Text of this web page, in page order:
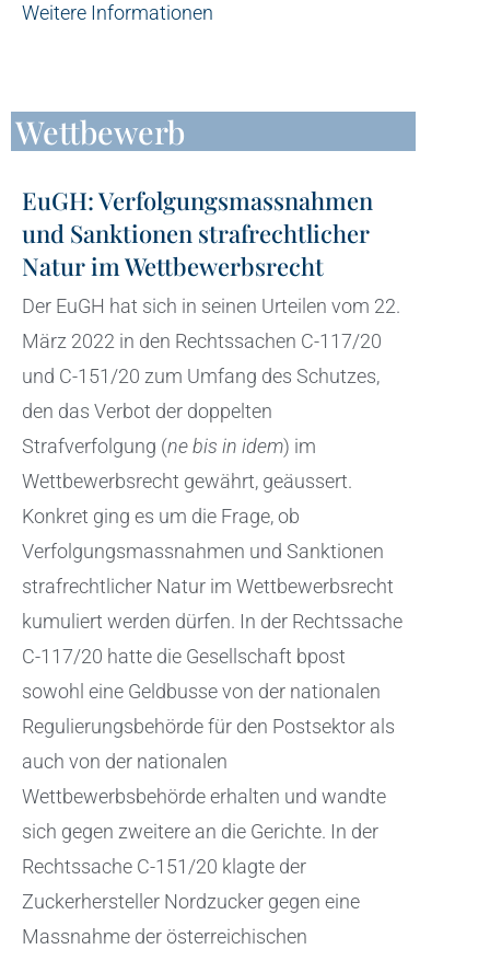
Weitere Informationen
Wettbewerb
EuGH: Verfolgungsmassnahmen
und Sanktionen strafrechtlicher
Natur im Wettbewerbsrecht
Der EuGH hat sich in seinen Urteilen vom 22.
März 2022 in den Rechtssachen C-117/20
und C-151/20 zum Umfang des Schutzes,
den das Verbot der doppelten
Strafverfolgung (ne bis in idem) im
Wettbewerbsrecht gewährt, geäussert.
Konkret ging es um die Frage, ob
Verfolgungsmassnahmen und Sanktionen
strafrechtlicher Natur im Wettbewerbsrecht
kumuliert werden dürfen. In der Rechtssache
C-117/20 hatte die Gesellschaft bpost
sowohl eine Geldbusse von der nationalen
Regulierungsbehörde für den Postsektor als
auch von der nationalen
Wettbewerbsbehörde erhalten und wandte
sich gegen zweitere an die Gerichte. In der
Rechtssache C-151/20 klagte der
Zuckerhersteller Nordzucker gegen eine
Massnahme der österreichischen